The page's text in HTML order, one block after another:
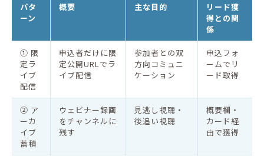
パタ
ーン
概要 主な目的
リード獲
得との関
係
① 限
定ラ
イブ
配信
申込者だけに限
定公開URLでラ
イブ配信
参加者との双
方向コミュニ
ケーション
申込フォ
ームでリ
ード取得
② ア
ーカ
イブ
蓄積
ウェビナー録画
をチャンネルに
残す
見逃し視聴・
後追い視聴
概要欄・
カード経
由で獲得